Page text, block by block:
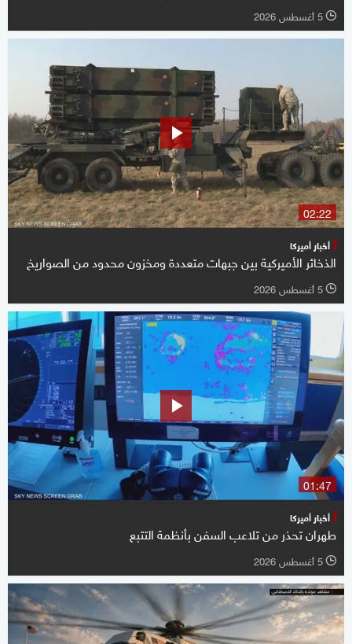
l 5 أغسطس 2026
02:22
أخبار أميركا
الذخائر الأميركية بين جبهات متعددة ومخزون محدود من الصواريخ
l 5 أغسطس 2026
01:47
أخبار أميركا
طهران تحذر من تلاعب السفن بأنظمة التتبع
l 5 أغسطس 2026